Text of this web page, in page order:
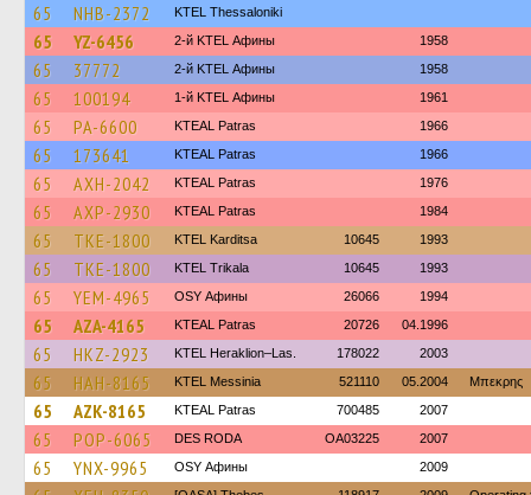
65 NHB-2372 KTEL Thessaloniki
65 YZ-6456 2-й KTEL Афины 1958
65 37772 2-й KTEL Афины 1958
65 100194 1-й KTEL Афины 1961
65 PA-6600 KTEAL Patras 1966
65 173641 KTEAL Patras 1966
65 AXH-2042 KTEAL Patras 1976
65 AXP-2930 KTEAL Patras 1984
65 TKE-1800 ΚΤΕL Karditsa 10645 1993
65 TKE-1800 ΚΤΕL Τrikala 10645 1993
65 YEM-4965 OSY Афины 26066 1994
65 AZA-4165 KTEAL Patras 20726 04.1996
65 HKZ-2923 KTEL Heraklion–Las. 178022 2003
65 HAH-8165 KTEL Messinia 521110 05.2004 Μπεκρης
65 AZK-8165 KTEAL Patras 700485 2007
65 POP-6065 DES RODA OA03225 2007
65 YNX-9965 OSY Афины 2009